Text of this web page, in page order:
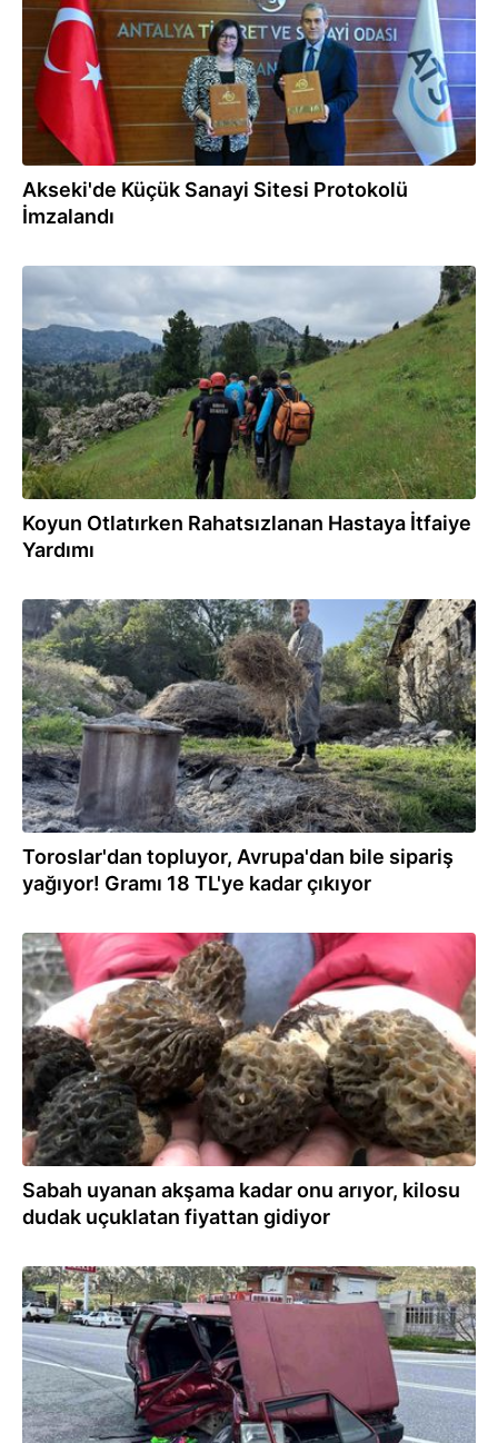
Akseki'de Küçük Sanayi Sitesi Protokolü
İmzalandı
Koyun Otlatırken Rahatsızlanan Hastaya İtfaiye
Yardımı
29.05.2026
Toroslar'dan topluyor, Avrupa'dan bile sipariş
yağıyor! Gramı 18 TL'ye kadar çıkıyor
12.04.2026
Sabah uyanan akşama kadar onu arıyor, kilosu
dudak uçuklatan fiyattan gidiyor
06.04.2026